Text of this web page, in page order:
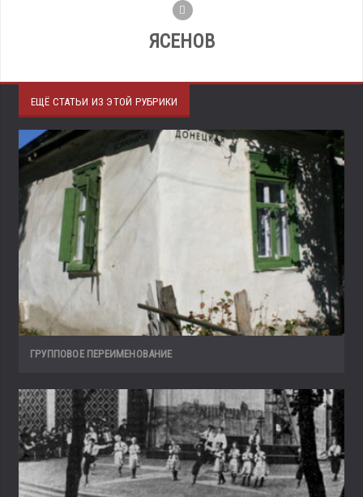
ЯСЕНОВ
ЕЩЁ СТАТЬИ ИЗ ЭТОЙ РУБРИКИ
ГРУППОВОЕ ПЕРЕИМЕНОВАНИЕ